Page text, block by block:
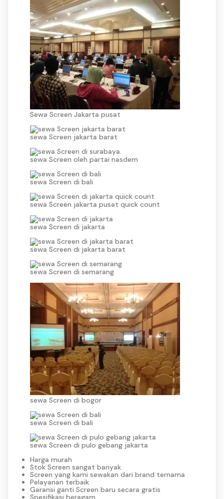
Sewa Screen Jakarta pusat
sewa Screen jakarta barat
sewa Screen oleh partai nasdem
sewa Screen di bali
sewa Screen jakarta pusat quick count
sewa Screen di jakarta
sewa Screen di jakarta barat
sewa Screen di semarang
sewa Screen di bogor
sewa Screen di bali
sewa Screen di pulo gebang jakarta
Harga murah
Stok Screen sangat banyak
Screen yang kami sewakan dari brand ternama
Pelayanan terbaik
Garansi ganti Screen baru secara gratis
Spesifikasi beragam